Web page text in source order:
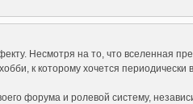
Несмотря на то, что вселенная
к которому хочется периодически
форума и ролевой систему,